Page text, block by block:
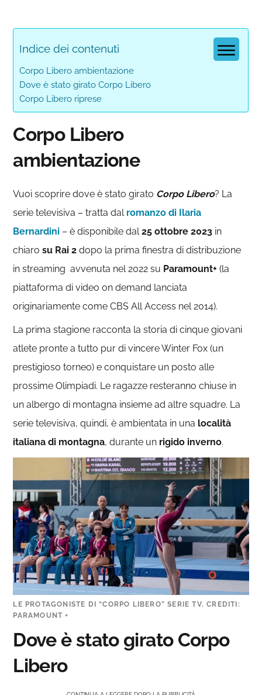
Indice dei contenuti
Corpo Libero ambientazione
Dove è stato girato Corpo Libero
Corpo Libero riprese
Corpo Libero
ambientazione
Vuoi scoprire dove è stato girato Corpo Libero? La
serie televisiva – tratta dal romanzo di Ilaria
Bernardini – è disponibile dal25 ottobre 2023 in
chiaro su Rai 2 dopo la prima finestra di distribuzione
in streaming avvenuta nel 2022 su Paramount+ (la
piattaforma di video on demand lanciata
originariamente come CBS All Access nel 2014).
La prima stagione racconta la storia di cinque giovani
atlete pronte a tutto pur di vincere Winter Fox (un
prestigioso torneo) e conquistare un posto alle
prossime Olimpiadi. Le ragazze resteranno chiuse in
un albergo di montagna insieme ad altre squadre. La
serie televisiva, quindi, è ambientata in una località
italiana di montagna, durante un rigido inverno.
LE PROTAGONISTE DI “CORPO LIBERO” SERIE TV. CREDITI:
PARAMOUNT +
Dove è stato girato Corpo
Libero